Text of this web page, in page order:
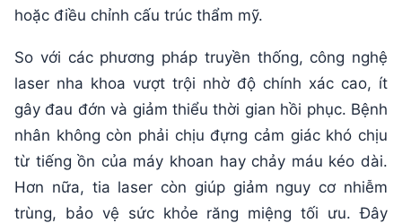
hoặc điều chỉnh cấu trúc thẩm mỹ.
So với các phương pháp truyền thống, công nghệ
laser nha khoa vượt trội nhờ độ chính xác cao, ít
gây đau đớn và giảm thiểu thời gian hồi phục. Bệnh
nhân không còn phải chịu đựng cảm giác khó chịu
từ tiếng ồn của máy khoan hay chảy máu kéo dài.
Hơn nữa, tia laser còn giúp giảm nguy cơ nhiễm
trùng, bảo vệ sức khỏe răng miệng tối ưu. Đây